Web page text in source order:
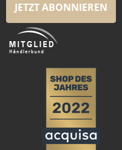
JETZT ABONNIEREN